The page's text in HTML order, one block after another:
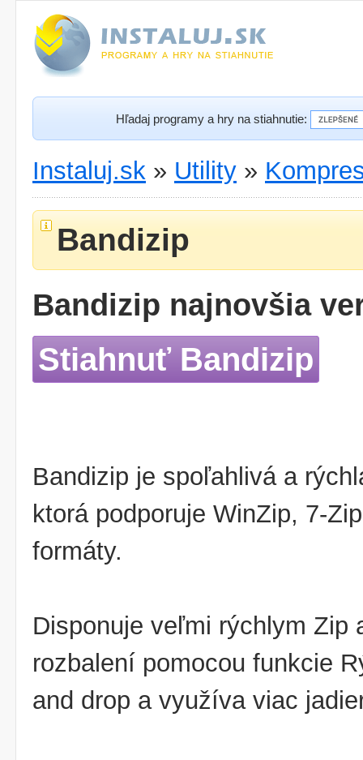
Hľadaj programy a hry na stiahnutie:
Instaluj.sk » Utility »
Bandizip
Bandizip najnovšia
Stiahnuť Bandizip
Bandizip je spoľahlivá a
ktorá podporuje WinZip, 7-
formáty.
Disponuje veľmi rýchlym Zip
rozbalení pomocou funkcie
and drop a využíva viac